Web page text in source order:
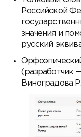
Российской
значения и
русский
(разработчик
Виноградова